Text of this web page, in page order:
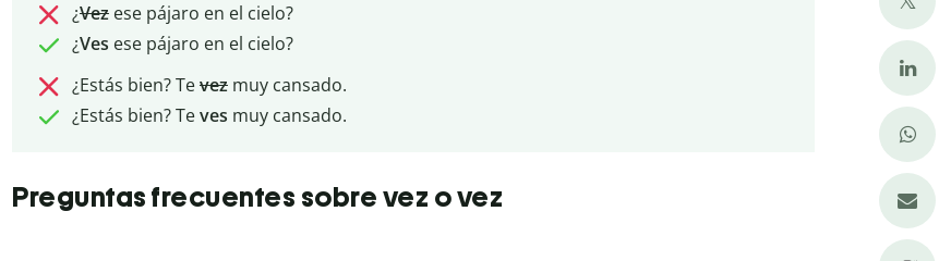
¿Vezese pájaro en el cielo?
¿Ves ese pájaro en el cielo?
¿Estás bien? Tevezmuy cansado.
¿Estás bien? Teves muy cansado.
Preguntas frecuentes sobre vez o vez